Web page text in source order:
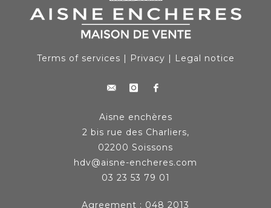
Terms of services Privacy Legal notice
Aisne enchères
2 bis rue des Charliers,
02200 Soissons
hdv@aisne-encheres.com
03 23 53 79 01
Agreement : 048 2013